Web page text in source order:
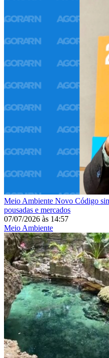
Meio Ambiente Novo Código
pousadas e mercados
07/07/2026 às 14:57
Meio Ambiente